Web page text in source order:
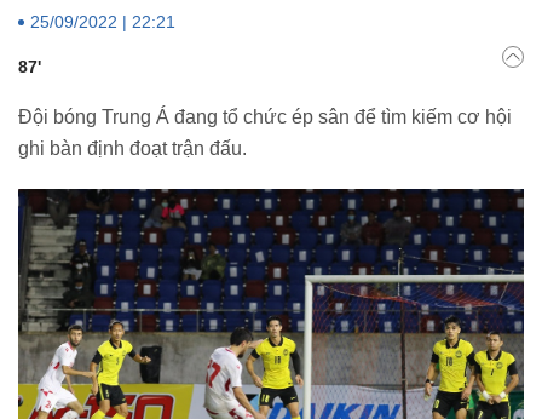
25/09/2022 | 22:21
87'
Đội bóng Trung Á đang tổ chức ép sân để tìm kiếm cơ hội
ghi bàn định đoạt trận đấu.